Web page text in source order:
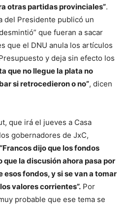
otras partidas provinciales”.
del Presidente publicó un
que fueran a sacar
que el DNU anula los artículos
y deja sin efecto los
que no llegue la plata no
si retrocedieron o no”, dicen
que irá el jueves a Casa
gobernadores de JxC,
“Francos dijo que los fondos
la discusión ahora pasa por
esos fondos, y si se van a tomar
valores corrientes”. Por
probable que ese tema se